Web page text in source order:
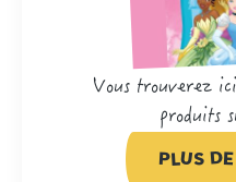
Vous trouverez
produits
PLUS